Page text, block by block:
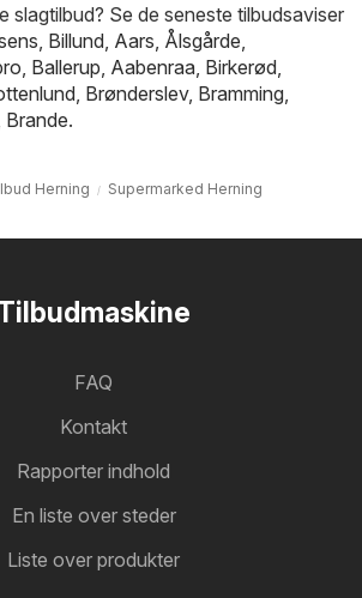
slagtilbud? Se de seneste tilbudsaviser
Billund Aars Ålsgårde
Ballerup Aabenraa Birkerød
Brønderslev, Bramming
Brande.
Herning Supermarked Herning
FAQ
Kontakt
Rapporter indhold
En liste over steder
Liste over produkter